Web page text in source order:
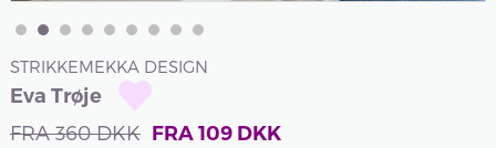
STRIKKEMEKKA DESIGN
Eva Trøje
FRA 360DKK FRA109DKK